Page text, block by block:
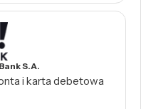
S.A.
i karta debetowa